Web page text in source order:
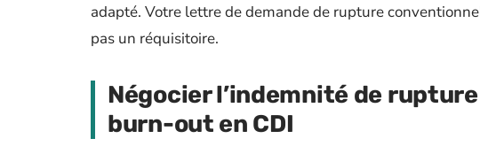
adapté. Votre lettre de demande de rupture
pas un réquisitoire.
Négocier l’indemnité de
burn-out en CDI